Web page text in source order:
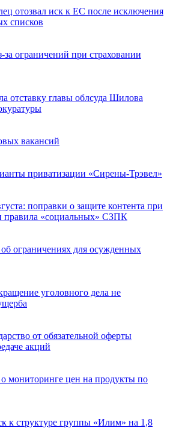
отозвал иск к ЕС после исключения
списков
ограничений при страховании
отставку главы облсуда Шилова
вакансий
приватизации «Сирены-Трэвел»
поправки о защите контента при
правила «социальных» СЗПК
ограничениях для осужденных
уголовного дела не
от обязательной оферты
акций
мониторинге цен на продукты по
к структуре группы «Илим» на 1,8